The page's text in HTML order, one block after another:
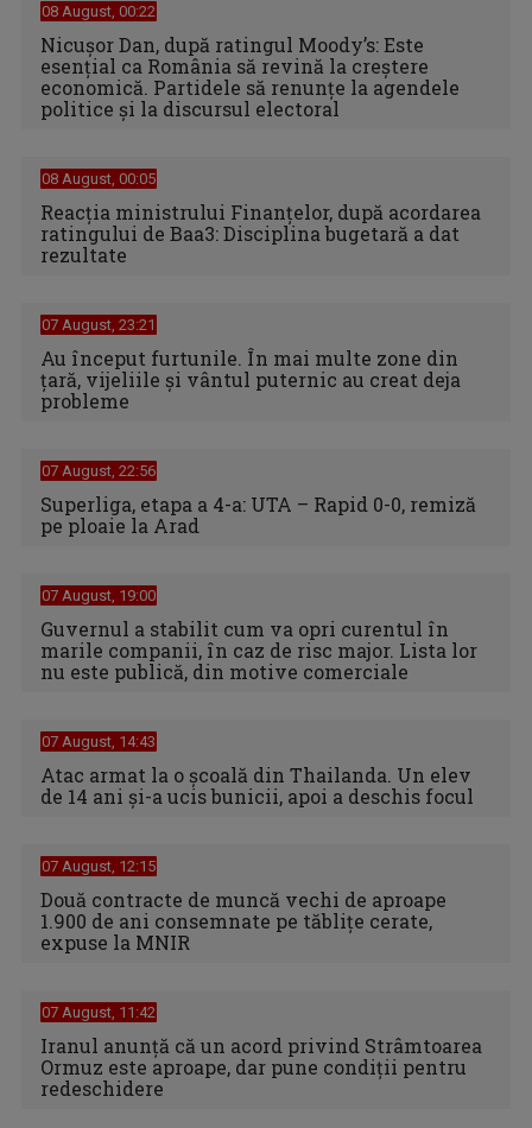
08 August, 00:22
Nicușor Dan, după ratingul Moody’s: Este
esențial ca România să revină la creștere
economică. Partidele să renunțe la agendele
politice și la discursul electoral
08 August, 00:05
Reacția ministrului Finanțelor, după acordarea
ratingului de Baa3: Disciplina bugetară a dat
rezultate
07 August, 23:21
Au început furtunile. În mai multe zone din
țară, vijeliile și vântul puternic au creat deja
probleme
07 August, 22:56
Superliga, etapa a 4-a: UTA – Rapid 0-0, remiză
pe ploaie la Arad
07 August, 19:00
Guvernul a stabilit cum va opri curentul în
marile companii, în caz de risc major. Lista lor
nu este publică, din motive comerciale
07 August, 14:43
Atac armat la o școală din Thailanda. Un elev
de 14 ani și-a ucis bunicii, apoi a deschis focul
07 August, 12:15
Două contracte de muncă vechi de aproape
1.900 de ani consemnate pe tăblițe cerate,
expuse la MNIR
07 August, 11:42
Iranul anunță că un acord privind Strâmtoarea
Ormuz este aproape, dar pune condiții pentru
redeschidere